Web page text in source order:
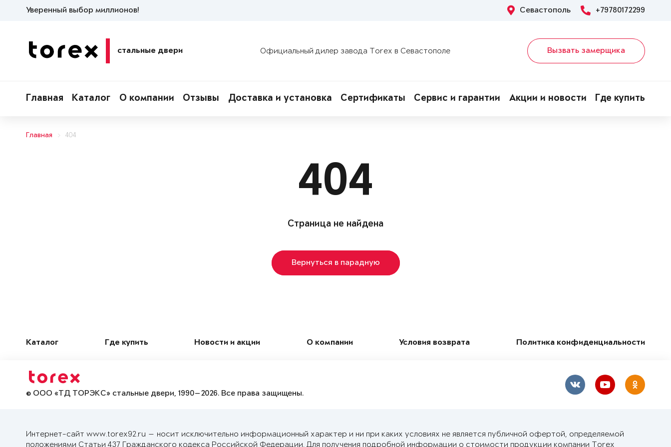
Уверенный выбор миллионов! Севастополь +79780172299
стальные двери Официальный дилер завода Torex в Севастополе Вызвать замерщика
Главная Каталог О компании Отзывы Доставка и установка Сертификаты Сервис и гарантии Акции и новости Где купить
Главная 404
404
Страница не найдена
Вернуться в парадную
Каталог Где купить Новости и акции О компании Условия возврата Политика конфиденциальности
© ООО «ТД ТОРЭКС» стальные двери, 1990—2026. Все права защищены.
Интернет-сайт www.torex92.ru — носит исключительно информационный характер и ни при каких условиях не является публичной офертой, определяемой
положениями Статьи 437 Гражданского кодекса Российской Федерации. Для получения подробной информации о стоимости продукции компании Torex